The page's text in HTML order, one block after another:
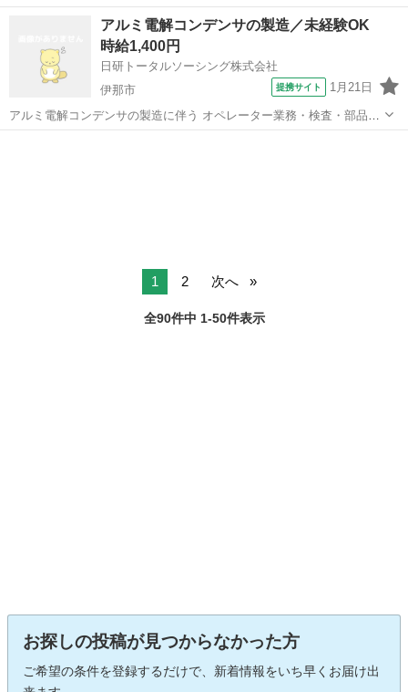
換作業。 週払いOK！男女活躍中★未経験者歓迎★車社会の長野県内
には嬉しい高速代も通勤交通費として支給されます（規定有）！研修
後は一人作業の為、コツコツもくも...
その他
アルミ電解コンデンサの製造／未経験OK
時給1,400円
日研トータルソーシング株式会社
伊那市
提携サイト 1月21日
アルミ電解コンデンサの製造に伴う オペレーター業務・検査・部品交
換作業。 週払いOK！男女活躍中★未経験者歓迎★車社会の長野県内
1 2 次へ
全90件中 1-50件表示
お探しの投稿が見つからなかった方
ご希望の条件を登録するだけで、新着情報をいち早くお届け出